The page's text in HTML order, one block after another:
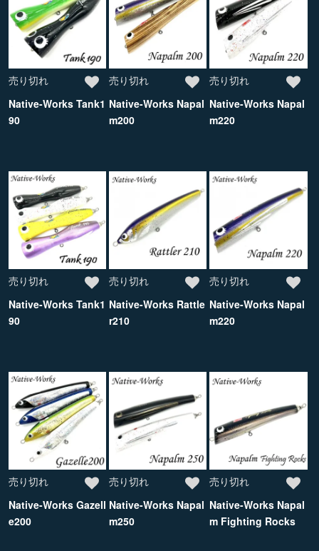
売り切れ
Native-Works Tank1
90
売り切れ
Native-Works Napal
m200
売り切れ
Native-Works Napal
m220
売り切れ
Native-Works Tank1
90
売り切れ
Native-Works Rattle
r210
売り切れ
Native-Works Napal
m220
売り切れ
Native-Works Gazell
e200
売り切れ
Native-Works Napal
m250
売り切れ
Native-Works Napal
m Fighting Rocks